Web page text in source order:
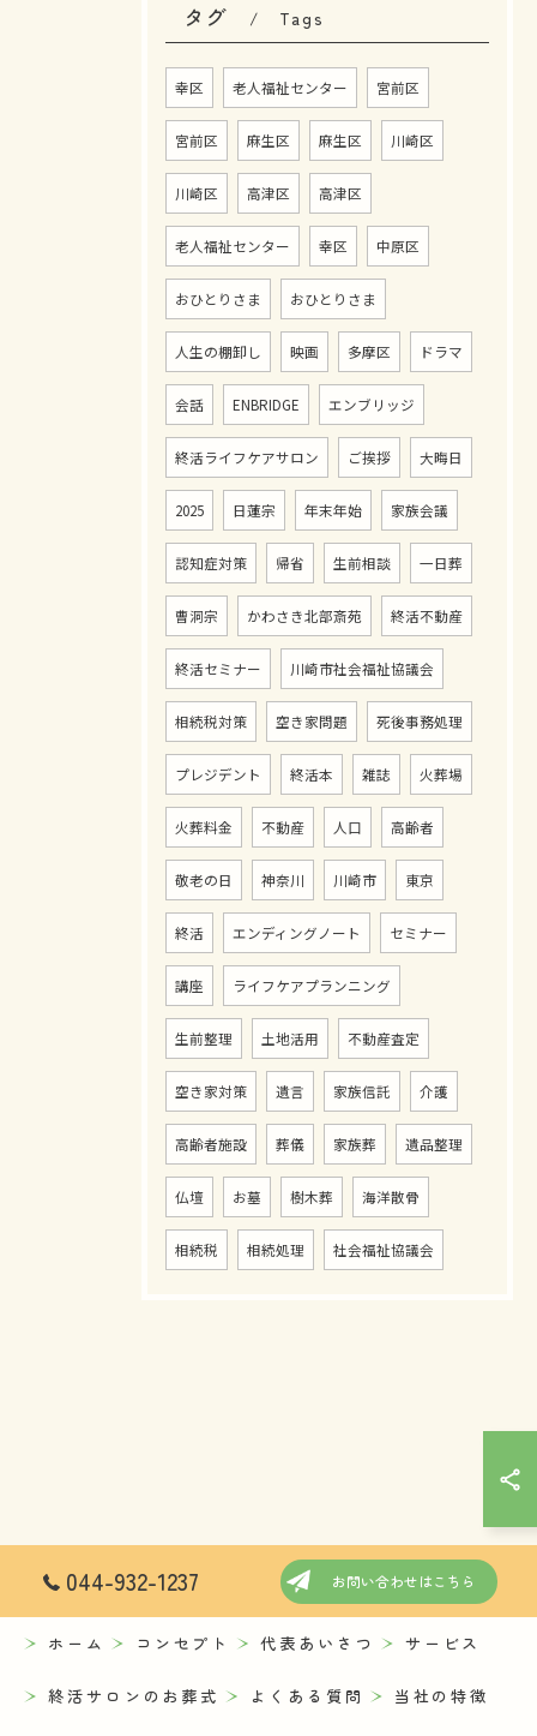
タグ Tags
幸区 老人福祉センター 宮前区
宮前区 麻生区 麻生区 川崎区
川崎区 高津区 高津区
老人福祉センター 幸区 中原区
おひとりさま おひとりさま
人生の棚卸し 映画 多摩区 ドラマ
会話 ENBRIDGE エンブリッジ
終活ライフケアサロン ご挨拶 大晦日
2025 日蓮宗 年末年始 家族会議
認知症対策 帰省 生前相談 一日葬
曹洞宗 かわさき北部斎苑 終活不動産
終活セミナー 川崎市社会福祉協議会
相続税対策 空き家問題 死後事務処理
プレジデント 終活本 雑誌 火葬場
火葬料金 不動産 人口 高齢者
敬老の日 神奈川 川崎市 東京
終活 エンディングノート セミナー
講座 ライフケアプランニング
生前整理 土地活用 不動産査定
空き家対策 遺言 家族信託 介護
高齢者施設 葬儀 家族葬 遺品整理
仏壇 お墓 樹木葬 海洋散骨
相続税 相続処理 社会福祉協議会
044-932-1237 お問い合わせはこちら
ホーム コンセプト 代表あいさつ サービス
終活サロンのお葬式 よくある質問 当社の特徴
お問い合わせ・ご相談はこちら